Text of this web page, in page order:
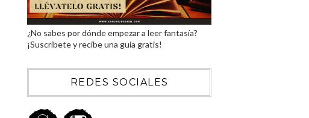
¿No sabes por dónde empezar a leer fantasía?
¡Suscríbete y recibe una guía gratis!
REDES SOCIALES